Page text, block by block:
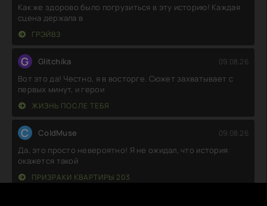
Как же здорово было погрузиться в эту историю! Каждая
сцена держала в
ГРЭЙВЗ
G Glitchika 09.08.26
Вот это да! Честно, я в восторге. Сюжет захватывает с
первых минут, и герои
ЖИЗНЬ ПОСЛЕ ТЕБЯ
C ColdMuse 09.08.26
Да, это просто невероятно! Я не ожидал, что история
окажется такой
ПРИЗРАКИ КВАРТИРЫ 203